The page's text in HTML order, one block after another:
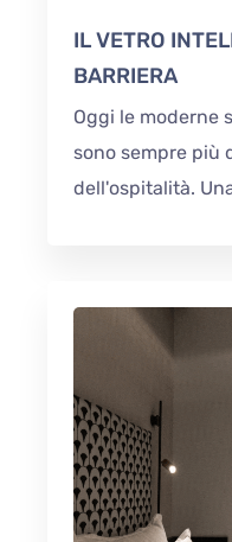
IL VETRO
BARRIERA
Oggi le moderne
sono sempre più
dell'ospitalità.